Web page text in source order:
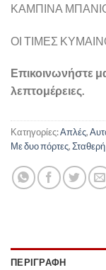
ΚΑΜΠΙΝΑ
ΟΙ ΤΙΜΕΣ
Επικοινωνήστε
λεπτομέρειες.
Κατηγορίες:Απλές,
Με δυο πόρτες,Σταθερή
ΠΕΡΙΓΡΑΦΉ